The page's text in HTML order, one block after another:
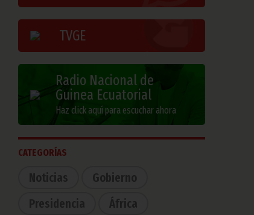
TVGE
Radio Nacional de
Guinea Ecuatorial
Haz click aquí para escuchar ahora
CATEGORÍAS
Noticias
Gobierno
Presidencia
África